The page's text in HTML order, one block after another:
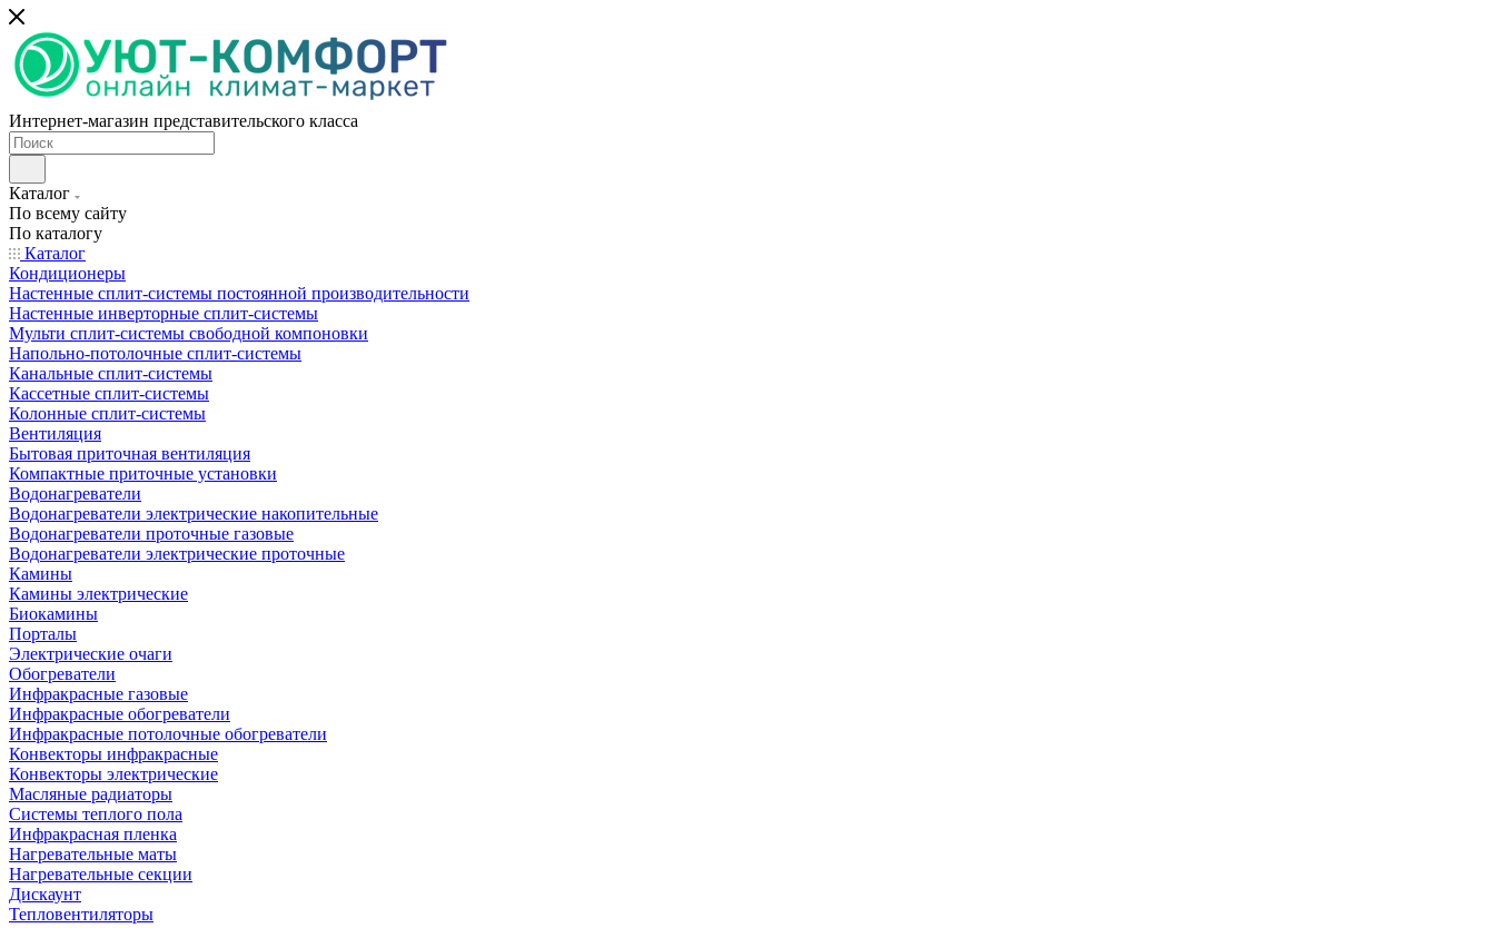
Интернет-магазин представительского класса
Каталог
По всему сайту
По каталогу
Каталог
Кондиционеры
Настенные сплит-системы постоянной производительности
Настенные инверторные сплит-системы
Мульти сплит-системы свободной компоновки
Напольно-потолочные сплит-системы
Канальные сплит-системы
Кассетные сплит-системы
Колонные сплит-системы
Вентиляция
Бытовая приточная вентиляция
Компактные приточные установки
Водонагреватели
Водонагреватели электрические накопительные
Водонагреватели проточные газовые
Водонагреватели электрические проточные
Камины
Камины электрические
Биокамины
Порталы
Электрические очаги
Обогреватели
Инфракрасные газовые
Инфракрасные обогреватели
Инфракрасные потолочные обогреватели
Конвекторы инфракрасные
Конвекторы электрические
Масляные радиаторы
Системы теплого пола
Инфракрасная пленка
Нагревательные маты
Нагревательные секции
Дискаунт
Тепловентиляторы